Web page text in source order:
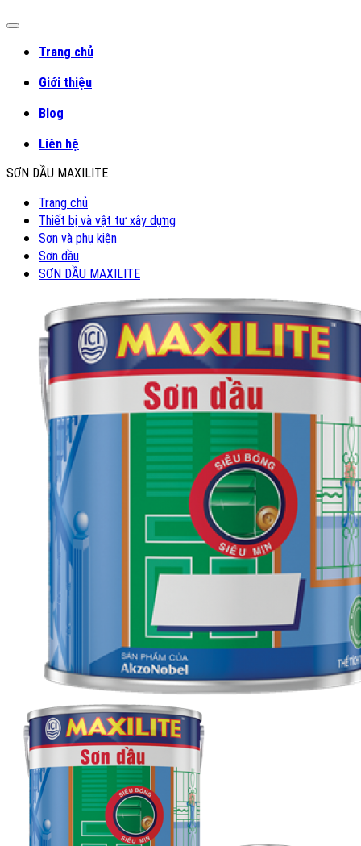
Trang chủ
Giới thiệu
Blog
Liên hệ
SƠN DẦU MAXILITE
Trang chủ
Thiết bị và vật tư xây dựng
Sơn và phụ kiện
Sơn dầu
SƠN DẦU MAXILITE